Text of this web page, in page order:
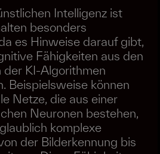
Intelligenz ist
besonders
es Hinweise darauf gibt,
Fähigkeiten aus den
KI-Algorithmen
Beispielsweise können
Netze, die aus einer
Neuronen bestehen,
komplexe
der Bilderkennung bis